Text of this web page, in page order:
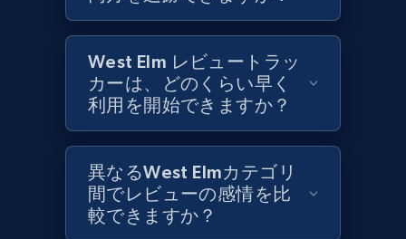
Best Buy products
URL, Product id, Title, Images, Final price,
Currency, Discount, Initial price, and more.
Best Buy products - Collect data on
West Elm レビュートラッ
カーは、どのくらい早く
利用を開始できますか？
異なるWest Elmカテゴリ
間でレビューの感情を比
較できますか？